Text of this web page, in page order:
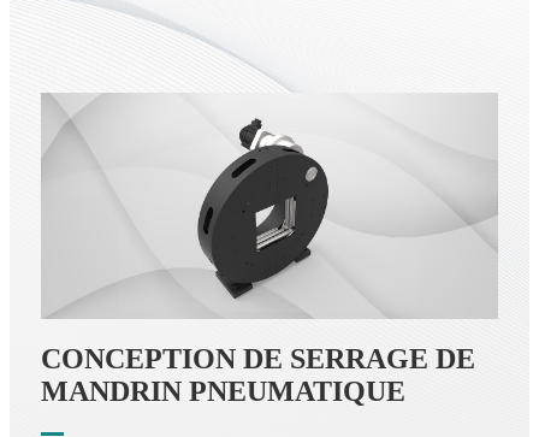
CONCEPTION DE SERRAGE DE
MANDRIN PNEUMATIQUE